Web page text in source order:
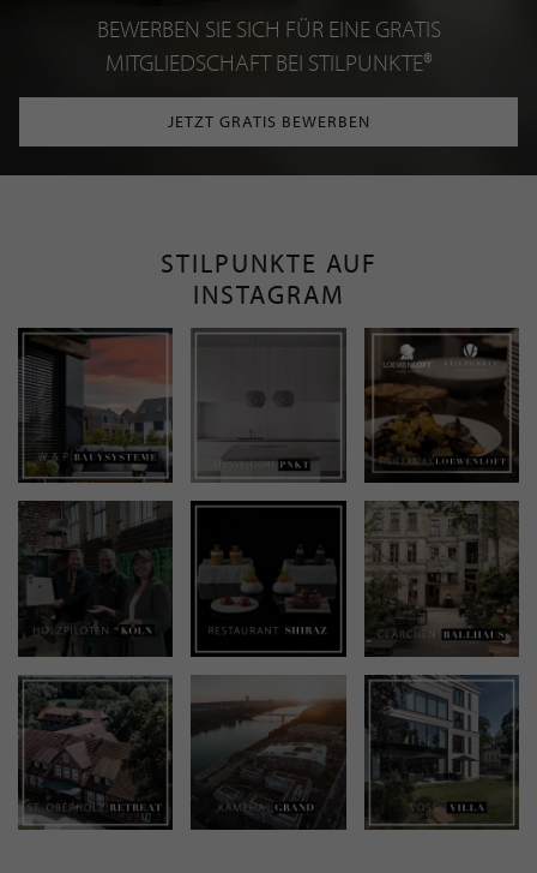
BEWERBEN SIE SICH FÜR EINE GRATIS
MITGLIEDSCHAFT BEI STILPUNKTE®
JETZT GRATIS BEWERBEN
STILPUNKTE AUF
INSTAGRAM